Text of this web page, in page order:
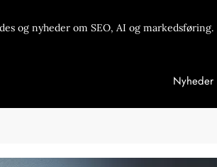
og nyheder om SEO, AI og markedsføring.
Nyheder